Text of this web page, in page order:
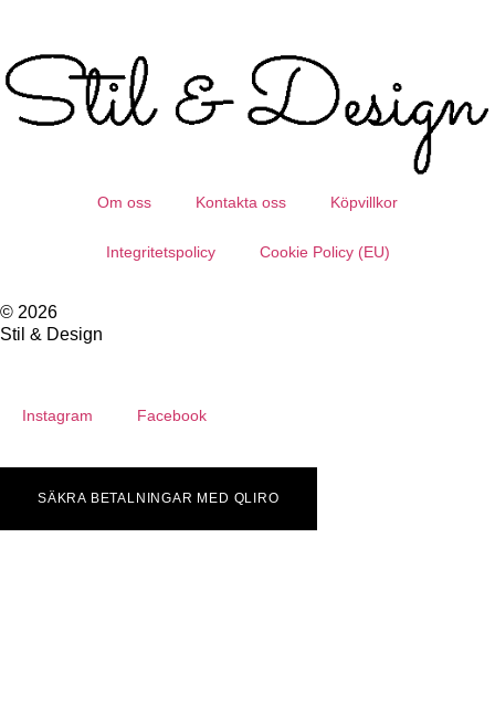
Om oss Kontakta oss Köpvillkor
Integritetspolicy Cookie Policy (EU)
© 2026
Stil & Design
Instagram Facebook
SÄKRA BETALNINGAR MED QLIRO